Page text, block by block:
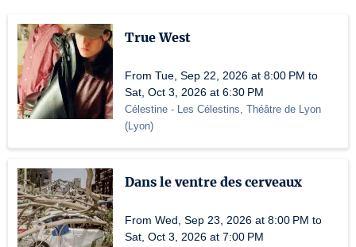
True West
From Tue, Sep 22, 2026 at 8:00 PM to
Sat, Oct 3, 2026 at 6:30 PM
Célestine - Les Célestins, Théâtre de Lyon
(Lyon)
Dans le ventre des cerveaux
From Wed, Sep 23, 2026 at 8:00 PM to
Sat, Oct 3, 2026 at 7:00 PM